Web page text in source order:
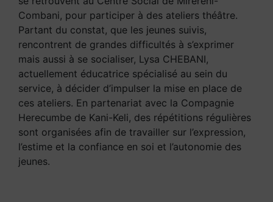
Combani, pour participer à des ateliers théâtre.
Partant du constat, que les jeunes suivis,
rencontrent de grandes difficultés à s’exprimer
mais aussi à se socialiser, Lysa CHEBANI,
actuellement éducatrice spécialisé au sein du
service, à décider d’impulser la mise en place de
ces ateliers. En partenariat avec la Compagnie
Herecumbe de Kani-Keli, des répétitions régulières
sont organisées afin de travailler sur l’expression,
l’estime et la confiance en soi et l’autonomie des
jeunes.